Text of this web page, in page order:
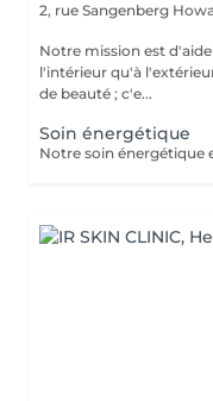
2, rue Sangenberg
Notre mission est
l'intérieur qu'à
de beauté ; c'e...
Soin énergétique